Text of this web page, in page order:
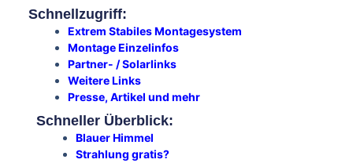
Schnellzugriff:
Extrem Stabiles Montagesystem
Montage Einzelinfos
Partner- / Solarlinks
Weitere Links
Presse, Artikel und mehr
Schneller Überblick:
Blauer Himmel
Strahlung gratis?